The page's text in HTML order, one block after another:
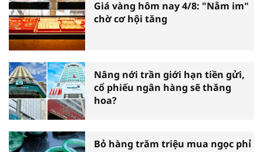
Giá vàng hôm nay 4/8: "Nằm im"
chờ cơ hội tăng
Nâng nới trần giới hạn tiền gửi,
cổ phiếu ngân hàng sẽ thăng
hoa?
Bỏ hàng trăm triệu mua ngọc phỉ